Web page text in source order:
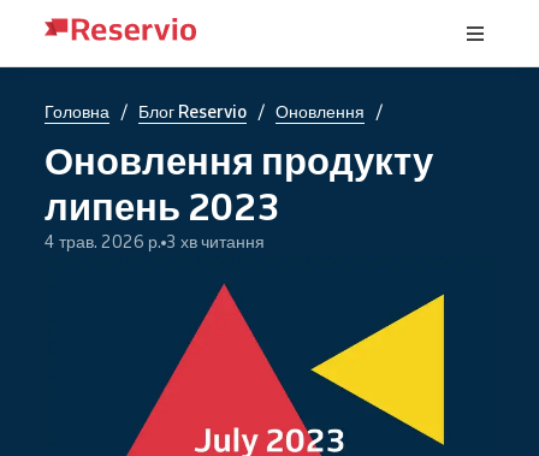
Головна / Блог Reservio / Оновлення /
Оновлення продукту
липень 2023
4 трав. 2026 р. 3 хв читання